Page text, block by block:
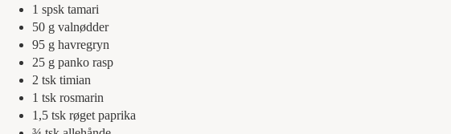
1 spsk tamari
50 g valnødder
95 g havregryn
25 g panko rasp
2 tsk timian
1 tsk rosmarin
1,5 tsk røget paprika